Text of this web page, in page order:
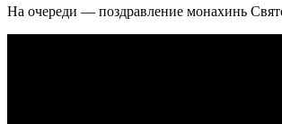
На очереди — поздравление монахинь